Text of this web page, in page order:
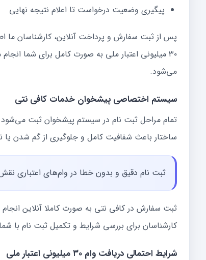
پیگیری وضعیت درخواست تا اعلام نتیجه نهایی
پس از ثبت سفارش و پرداخت آنلاین، کارشناسان ما
۳۰ میلیونی اعتبار ملی به صورت کامل برای شما
می‌شود.
سیستم اختصاصی پیشخوان خدمات کافی نتی
تمام مراحل ثبت نام در سیستم پیشخوان ثبت
ساختار باعث شفافیت کامل و جلوگیری از گم شدن
ثبت نام دقیق و بدون خطا در وام‌های اعتباری
ثبت سفارش در کافی نتی به صورت کاملا آنلاین
کارشناسان برای بررسی شرایط و تکمیل ثبت نام با
شرایط احتمالی دریافت وام ۳۰ میلیونی اعتبار ملی